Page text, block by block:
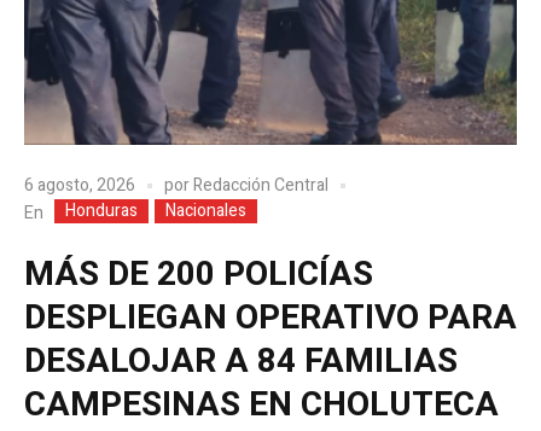
6 agosto, 2026 porRedacción Central
En
Honduras Nacionales
MÁS DE 200 POLICÍAS
DESPLIEGAN OPERATIVO PARA
DESALOJAR A 84 FAMILIAS
CAMPESINAS EN CHOLUTECA